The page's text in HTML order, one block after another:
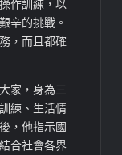
作訓練，以
辛的挑戰。
，而且都確
家，身為三
練、生活情
，他指示國
合社會各界